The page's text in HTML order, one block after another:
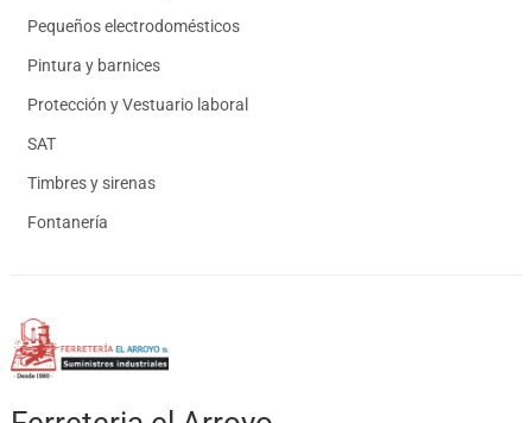
Pequeños electrodomésticos
Pintura y barnices
Protección y Vestuario laboral
SAT
Timbres y sirenas
Fontanería